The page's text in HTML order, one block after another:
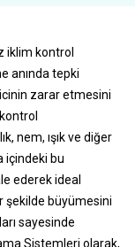
iklim kontrol
anında tepki
zarar etmesini
nem, ışık ve diğer
içindeki bu
ederek ideal
şekilde büyümesini
sayesinde
Sistemleri olarak,